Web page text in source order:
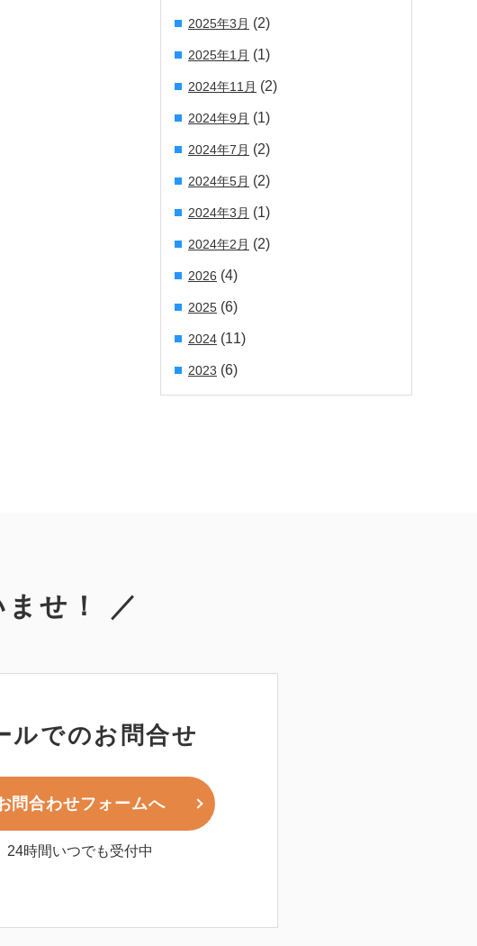
2025年3月 (2)
2025年1月 (1)
2024年11月 (2)
2024年9月 (1)
2024年7月 (2)
2024年5月 (2)
2024年3月 (1)
2024年2月 (2)
2026 (4)
2025 (6)
2024 (11)
2023 (6)
せ！ ／
ルでのお問合せ
問合わせフォームへ
24時間いつでも受付中